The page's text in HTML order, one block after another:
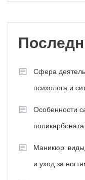
Сфера
психолога и
Особенности
Маникюр:
и уход за